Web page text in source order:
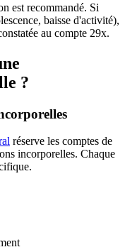
est recommandé. Si
baisse d'activité),
au compte 29x.
?
réserve les comptes de
incorporelles. Chaque